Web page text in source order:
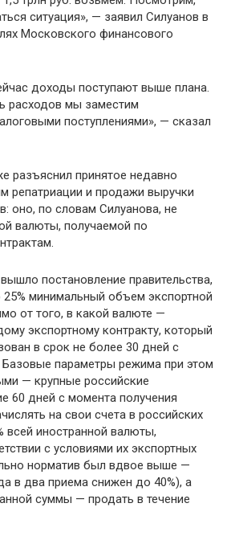
ситуация», — заявил Силуанов в
Московского финансового
доходы поступают выше плана.
расходов мы заместим
поступлениями», — сказал
разъяснил принятое недавно
репатриации и продажи выручки
оно, по словам Силуанова, не
валюты, получаемой по
постановление правительства,
минимальный объем экспортной
от того, в какой валюте —
экспортному контракту, который
в срок не более 30 дней с
параметры режима при этом
— крупные российские
60 дней с момента получения
на свои счета в российских
всей иностранной валюты,
с условиями их экспортных
норматив был вдвое выше —
в два приема снижен до 40%), а
суммы — продать в течение